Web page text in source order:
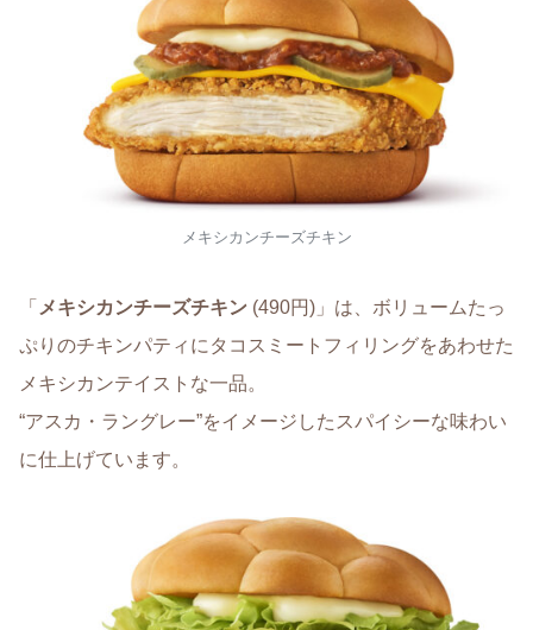
メキシカンチーズチキン
「 メキシカンチーズチキン (490円)」は、ボリュームたっ
ぷりのチキンパティにタコスミートフィリングをあわせた
メキシカンテイストな一品。
“アスカ・ラングレー”をイメージしたスパイシーな味わい
に仕上げています。